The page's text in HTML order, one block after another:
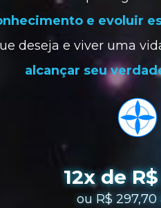
e evoluir
deseja e viver uma
alcançar seu
12x de
ou R$ 297,70